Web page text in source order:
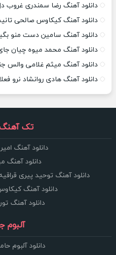
دانلود آهنگ رضا سمندری غروب
دانلود آهنگ کیکاوس صالحی
دانلود آهنگ سامین دست منو
دانلود آهنگ محمد میوه چیان
دانلود آهنگ میثم غلامی والس
دانلود آهنگ هادی روانشاد نرو فعلا
تک
دانلود آهنگ
دانلود
دانلود آهنگ توحید پیری
دانلود آهنگ
دانلود آهنگ
آلبوم
دانلود آلبوم